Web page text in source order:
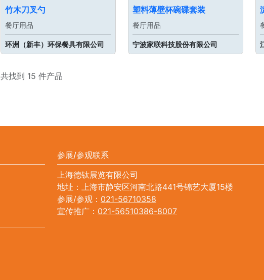
竹木刀叉勺
餐厅用品
环洲（新丰）环保餐具有限公司
塑料薄壁杯碗碟套装
餐厅用品
宁波家联科技股份有限公司
共找到 15 件产品
参展/参观联系
上海德钛展览有限公司
地址：上海市静安区河南北路441号锦艺大厦15楼
参展/参观： 021-56710358
宣传推广： 021-56510386-8007